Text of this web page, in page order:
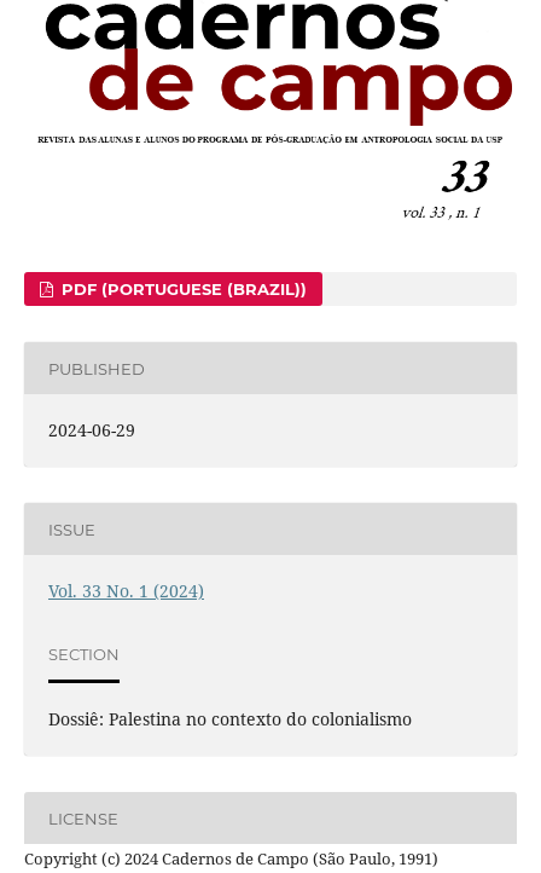
PDF (PORTUGUESE (BRAZIL))
PUBLISHED
2024-06-29
ISSUE
Vol. 33 No. 1 (2024)
SECTION
Dossiê: Palestina no contexto do colonialismo
LICENSE
Copyright (c) 2024 Cadernos de Campo (São Paulo, 1991)